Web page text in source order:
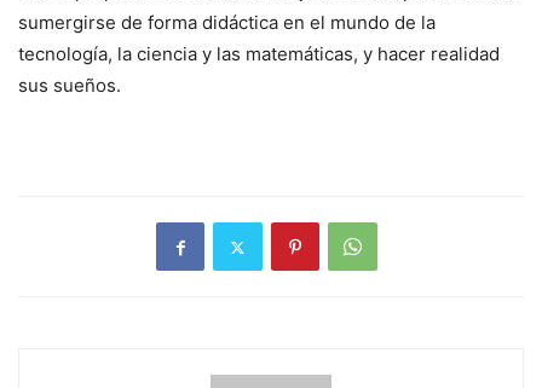
sumergirse de forma didáctica en el mundo de la
tecnología, la ciencia y las matemáticas, y hacer realidad
sus sueños.